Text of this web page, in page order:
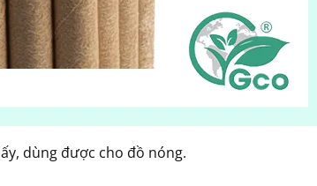
dùng được cho đồ nóng.